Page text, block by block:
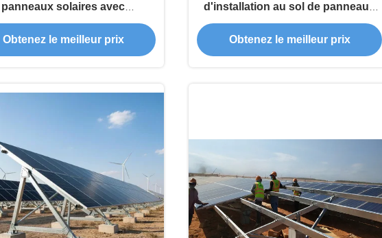
panneaux solaires avec
au sol jusqu'à 1,2 m et
de hauteur de 8 à 15
pieds typique
Obtenez le meilleur prix
d'installation au sol de panneaux
solaires offrant une profondeur
illimitée permettant des réglages de
hauteur personnalisés et un
Obtenez le meilleur prix